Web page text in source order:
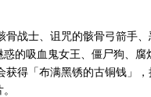
战士、诅咒的骸骨弓箭手、
的吸血鬼女王、僵尸狗、
得「布满黑锈的古铜钱」，